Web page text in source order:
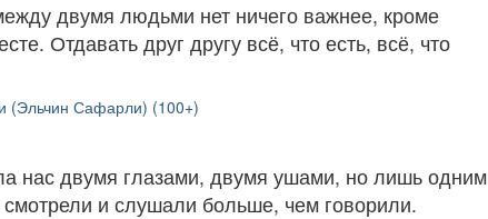
двумя людьми нет ничего важнее, кроме
Отдавать друг другу всё, что есть, всё, что
(Эльчин Сафарли) (100+)
нас двумя глазами, двумя ушами, но лишь одним
и слушали больше, чем говорили.